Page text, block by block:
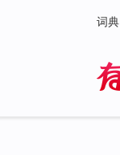
词典